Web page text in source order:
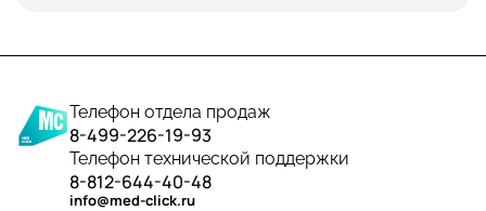
Телефон отдела продаж
8-499-226-19-93
Телефон технической поддержки
8-812-644-40-48
info@med-click.ru